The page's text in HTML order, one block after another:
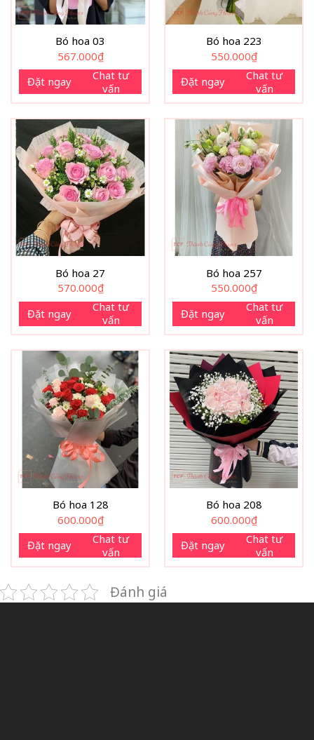
Bó hoa 03
567.000₫
Đặt ngay
Chat tư
vấn
Bó hoa 223
550.000₫
Đặt ngay
Chat tư
vấn
Bó hoa 27
570.000₫
Đặt ngay
Chat tư
vấn
Bó hoa 257
550.000₫
Đặt ngay
Chat tư
vấn
Bó hoa 128
600.000₫
Đặt ngay
Chat tư
vấn
Bó hoa 208
600.000₫
Đặt ngay
Chat tư
vấn
Đánh giá